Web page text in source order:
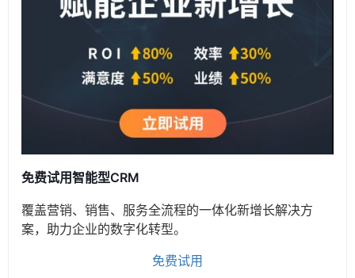
免费试用智能型CRM
覆盖营销、销售、服务全流程的一体化新增长解决方
案，助力企业的数字化转型。
免费试用